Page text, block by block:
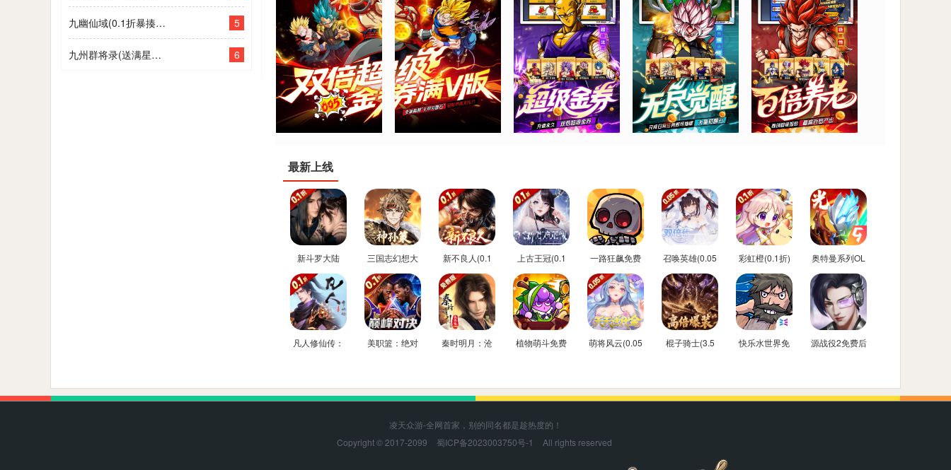
九幽仙域(0.1折暴揍小妖) 5
九州群将录(送满星武将0.05折) 6
最新上线
新斗罗大陆
(0.1折免费版)
三国志幻想大
陆2：枭之歌(1
折免费版)
新不良人(0.1
折正版授权)
上古王冠(0.1
折官方正版)
一路狂飙免费
后台版
召唤英雄(0.05
折双倍代金买
断)
彩虹橙(0.1折)
奥特曼系列OL
免费内购后台
凡人修仙传：
美职篮：绝对
秦时明月：沧
植物萌斗免费
萌将风云(0.05
棍子骑士(3.5
快乐水世界免
源战役2免费后
凌天众游-全网首家，别的同名都是趁热度的！
Copyright © 2017-2099
蜀ICP备2023003750号-1 All rights reserved